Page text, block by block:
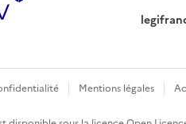
Mentions légales